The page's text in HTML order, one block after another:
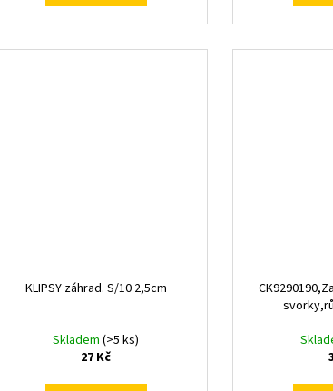
KLIPSY záhrad. S/10 2,5cm
Skladem(>5 ks)
27 Kč